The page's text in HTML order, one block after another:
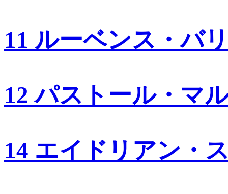
11 ルーベンス・バ
12 パストール・マ
14 エイドリアン・